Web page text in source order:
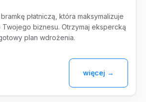
płatniczą, która maksymalizuje
Twojego biznesu. Otrzymaj ekspercką
plan wdrożenia.
więcej →